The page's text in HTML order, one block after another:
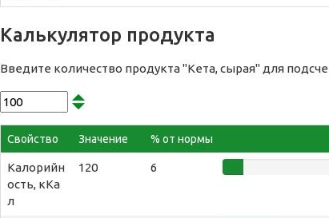
Калькулятор продукта
Введите количество продукта "Кета, сырая" для
Свойство Значение % от нормы
Калорийн
ость, кКа
л
120 6